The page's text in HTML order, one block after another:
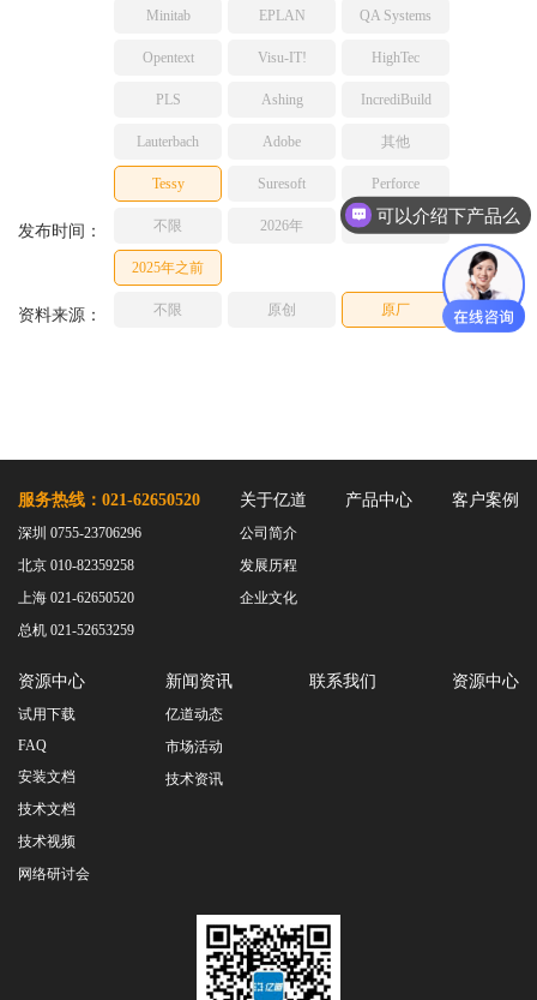
Minitab EPLAN QA Systems
Opentext Visu-IT! HighTec
PLS Ashing IncrediBuild
Lauterbach Adobe 其他
Tessy Suresoft Perforce
发布时间： 不限 2026年 2025年
2025年之前
资料来源： 不限 原创 原厂
服务热线：021-62650520
深圳 0755-23706296
北京 010-82359258
上海 021-62650520
总机 021-52653259
关于亿道
公司简介
发展历程
企业文化
产品中心 客户案例
资源中心
试用下载
FAQ
安装文档
技术文档
技术视频
网络研讨会
新闻资讯
亿道动态
市场活动
技术资讯
联系我们 资源中心
可以介绍下产品么